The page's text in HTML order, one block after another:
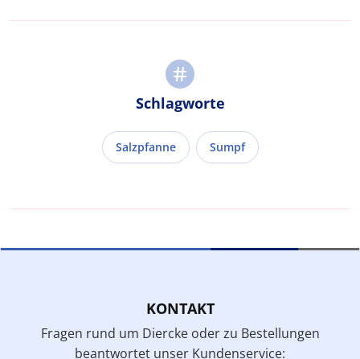
Schlagworte
Salzpfanne Sumpf
KONTAKT
Fragen rund um Diercke oder zu Bestellungen
beantwortet unser Kundenservice: